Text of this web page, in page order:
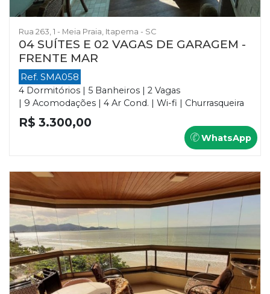
Rua 263, 1 - Meia Praia, Itapema - SC
04 SUÍTES E 02 VAGAS DE GARAGEM -
FRENTE MAR
Ref. SMA058
4 Dormitórios | 5 Banheiros | 2 Vagas
| 9 Acomodações | 4 Ar Cond. | Wi-fi | Churrasqueira
R$ 3.300,00
WhatsApp